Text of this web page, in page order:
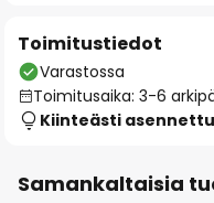
Toimitustiedot
Varastossa
Toimitusaika: 3-6
Kiinteästi asennettu
Samankaltaisia